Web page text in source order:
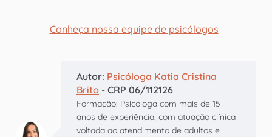
Conheça nossa equipe de psicólogos
Autor: Psicóloga Katia Cristina
Brito - CRP 06/112126
Formação: Psicóloga com mais de 15
anos de experiência, com atuação clínica
voltada ao atendimento de adultos e